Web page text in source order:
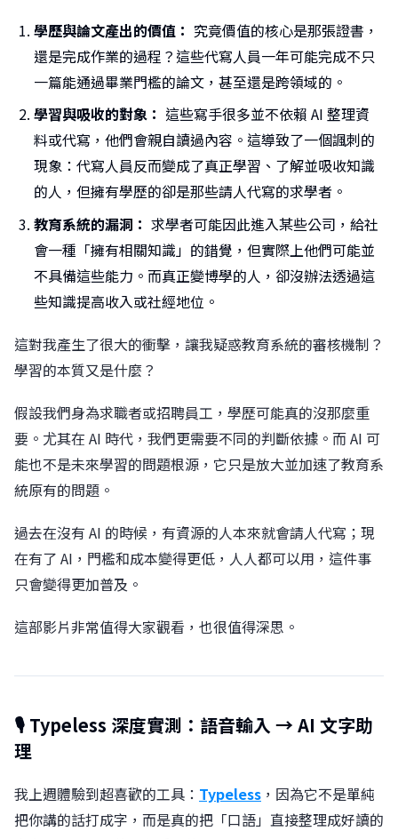
學歷與論文產出的價值： 究竟價值的核心是那張證書，
還是完成作業的過程？這些代寫人員一年可能完成不只
一篇能通過畢業門檻的論文，甚至還是跨領域的。
學習與吸收的對象： 這些寫手很多並不依賴 AI 整理資
料或代寫，他們會親自讀過內容。這導致了一個諷刺的
現象：代寫人員反而變成了真正學習、了解並吸收知識
的人，但擁有學歷的卻是那些請人代寫的求學者。
教育系統的漏洞：求學者可能因此進入某些公司，給社
會一種「擁有相關知識」的錯覺，但實際上他們可能並
不具備這些能力。而真正變博學的人，卻沒辦法透過這
些知識提高收入或社經地位。
這對我產生了很大的衝擊，讓我疑惑教育系統的審核機制？
學習的本質又是什麼？
假設我們身為求職者或招聘員工，學歷可能真的沒那麼重
要。尤其在 AI 時代，我們更需要不同的判斷依據。而 AI 可
能也不是未來學習的問題根源，它只是放大並加速了教育系
統原有的問題。
過去在沒有 AI 的時候，有資源的人本來就會請人代寫；現
在有了 AI，門檻和成本變得更低，人人都可以用，這件事
只會變得更加普及。
這部影片非常值得大家觀看，也很值得深思。
🎙️ Typeless 深度實測：語音輸入 → AI 文字助
理
我上週體驗到超喜歡的工具： Typeless ，因為它不是單純
把你講的話打成字，而是真的把「口語」直接整理成好讀的